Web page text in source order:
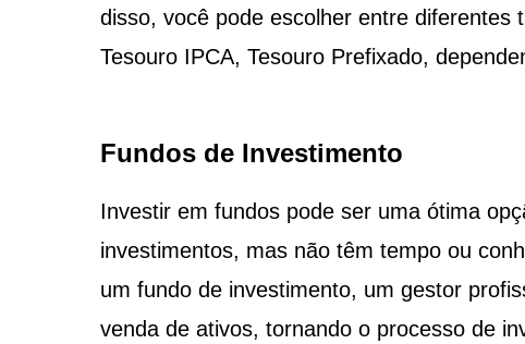
disso, você pode escolher entre diferentes
Tesouro IPCA, Tesouro Prefixado,
Fundos de Investimento
Investir em fundos pode ser uma ótima
investimentos, mas não têm tempo ou
um fundo de investimento, um gestor
venda de ativos, tornando o processo de